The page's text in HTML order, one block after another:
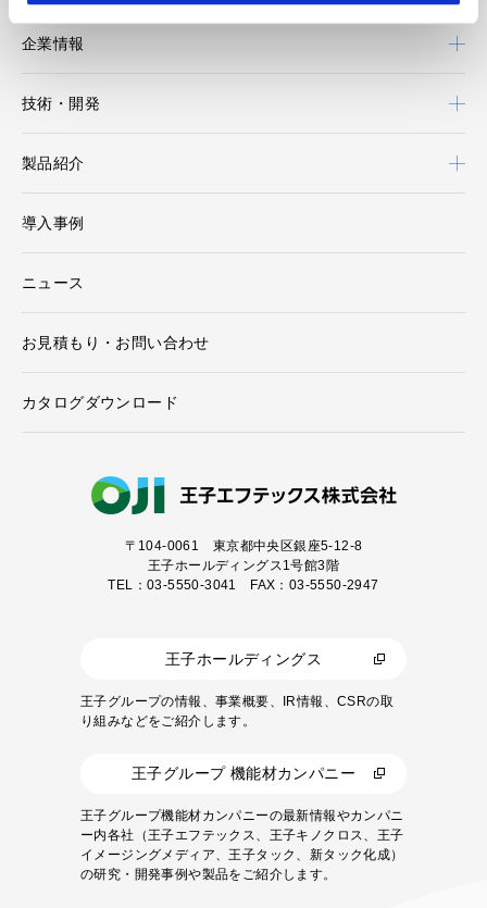
〒104-0061 東京都中央区銀座5-12-8
王子ホールディングス1号館3階
TEL：03-5550-3041 FAX：03-5550-2947
王子ホールディングス
王子グループの情報、事業概要、IR情報、CSRの取
り組みなどをご紹介します。
王子グループ 機能材カンパニー
王子グループ機能材カンパニーの最新情報やカンパニ
ー内各社（王子エフテックス、王子キノクロス、王子
イメージングメディア、王子タック、新タック化成）
の研究・開発事例や製品をご紹介します。
企業情報
技術・開発
製品紹介
導入事例
ニュース
お見積もり・お問い合わせ
カタログダウンロード